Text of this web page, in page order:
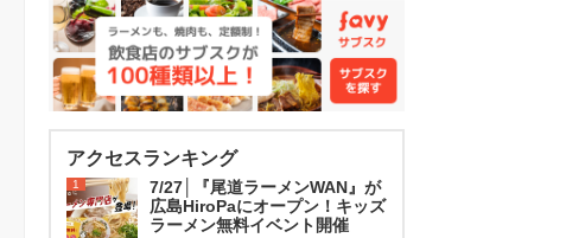
アクセスランキング
1
7/27│『尾道ラーメンWAN』が
広島HiroPaにオープン！キッズ
ラーメン無料イベント開催